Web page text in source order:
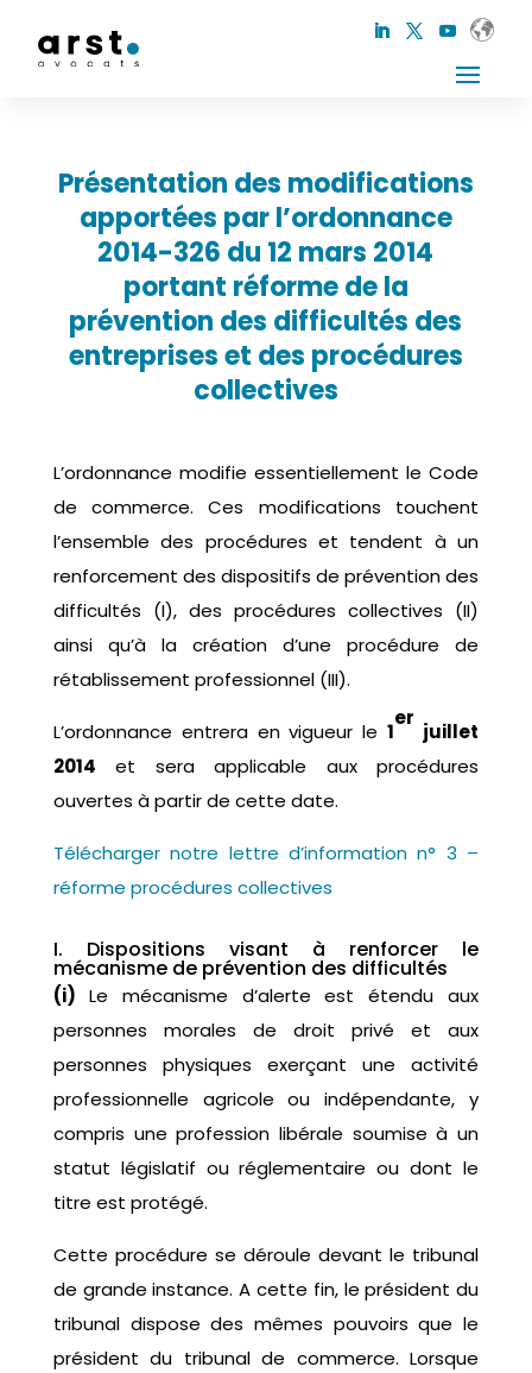
Présentation des modifications
apportées par l’ordonnance
2014-326 du 12 mars 2014
portant réforme de la
prévention des difficultés des
entreprises et des procédures
collectives
L’ordonnance modifie essentiellement le Code
de commerce. Ces modifications touchent
l’ensemble des procédures et tendent à un
renforcement des dispositifs de prévention des
difficultés (I), des procédures collectives (II)
ainsi qu’à la création d’une procédure de
rétablissement professionnel (III).
L’ordonnance entrera en vigueur le1
er
juillet
2014 et sera applicable aux procédures
ouvertes à partir de cette date.
Télécharger notre lettre d’information n° 3 –
réforme procédures collectives
I. Dispositions visant à renforcer le
mécanisme de prévention des difficultés
(i) Le mécanisme d’alerte est étendu aux
personnes morales de droit privé et aux
personnes physiques exerçant une activité
professionnelle agricole ou indépendante, y
compris une profession libérale soumise à un
statut législatif ou réglementaire ou dont le
titre est protégé.
Cette procédure se déroule devant le tribunal
de grande instance. A cette fin, le président du
tribunal dispose des mêmes pouvoirs que le
président du tribunal de commerce. Lorsque